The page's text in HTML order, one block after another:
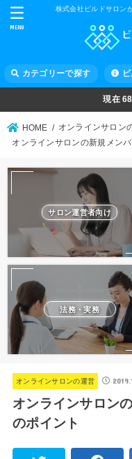
株式会社ビルドサロン
カテゴリーで探す
MENU
現在
HOME
オンラインサロン
オンラインサロンの新規メン
サロン運営者向け
法務・実務
オンラインサロンの運営
オンラインサロン
のポイント